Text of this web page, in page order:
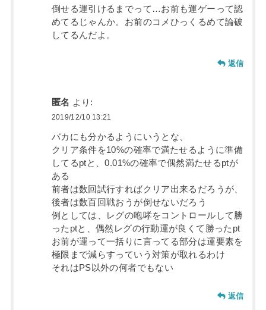
倒せる運引けるまでって…お前も運ゲーって認
めてるじゃんか。お前のコメひっくるめて論破
してるんだよ。
返信
匿名 より:
2019/12/10 13:21
バカにも分かるようにいうとな、
クリア条件を10%の確率で満たせるように準備
してるptと、0.01%の確率で偶然満たせるptが
ある
前者は数回試行すればクリア出来るだろうが、
後者は数百回戦おうが倒せないだろう
例としては、レグの咆哮をコントロールして勝
ったptと、偶然レグの行動運が良くて勝ったpt
お前が運って一括りに言ってる部分は運要素を
極限まで減らすっていう対策が取れるわけ
それはPS以外の何者でもない
返信